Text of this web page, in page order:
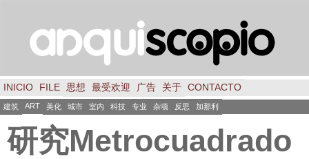
INICIO FILE 思想 最受欢迎 广告 关于 CONTACTO
建筑 ART 美化 城市 室内 科技 专业 杂项 反思 加那利
研究Metrocuadrado